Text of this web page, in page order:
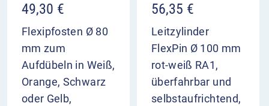
49,30 €
Flexipfosten Ø 80
mm zum
Aufdübeln in Weiß,
Orange, Schwarz
oder Gelb,
56,35 €
Leitzylinder
FlexPin Ø 100 mm
rot-weiß RA1,
überfahrbar und
selbstaufrichtend,